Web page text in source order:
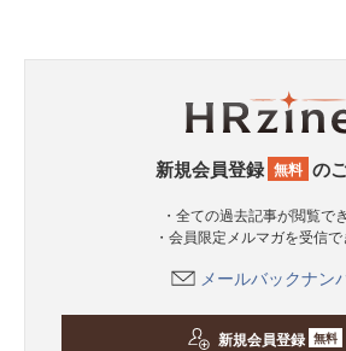
新規会員登録 無料 の
・全ての過去記事が閲覧で
・会員限定メルマガを受信
メールバックナン
新規会員登録 無料